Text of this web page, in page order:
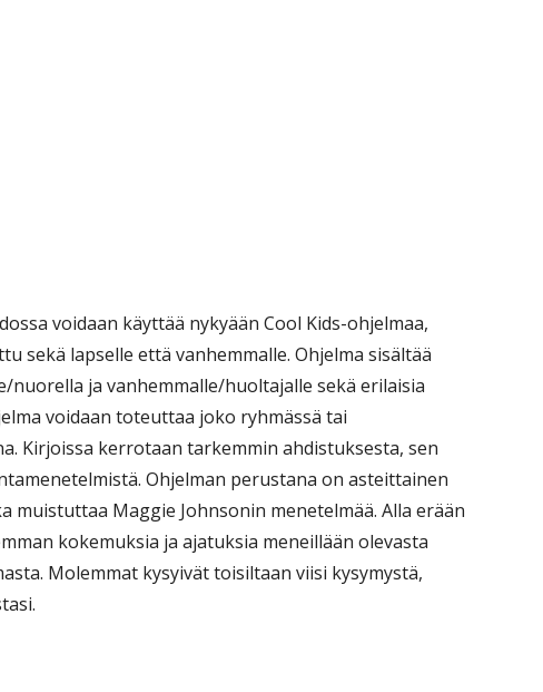
voidaan käyttää nykyään Cool Kids-ohjelmaa,
sekä lapselle että vanhemmalle. Ohjelma sisältää
nuorella ja vanhemmalle/huoltajalle sekä erilaisia
voidaan toteuttaa joko ryhmässä tai
Kirjoissa kerrotaan tarkemmin ahdistuksesta, sen
Ohjelman perustana on asteittainen
muistuttaa Maggie Johnsonin menetelmää. Alla erään
kokemuksia ja ajatuksia meneillään olevasta
Molemmat kysyivät toisiltaan viisi kysymystä,